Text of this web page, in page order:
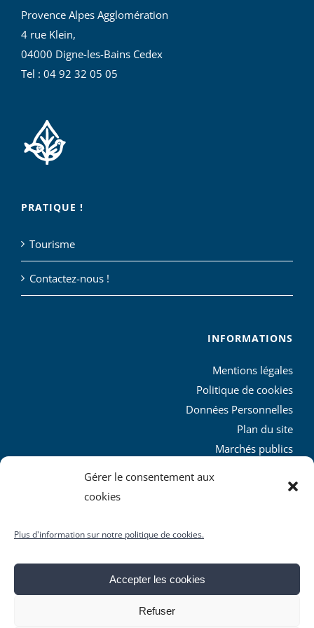
Gérer le consentement aux
cookies
Plus d'information sur notre politique de cookies.
Accepter les cookies
Refuser
Provence Alpes Agglomération
4 rue Klein,
04000 Digne-les-Bains Cedex
Tel : 04 92 32 05 05
PRATIQUE !
Tourisme
Contactez-nous !
INFORMATIONS
Mentions légales
Politique de cookies
Données Personnelles
Plan du site
Marchés publics
L’agglo recrute
réservés